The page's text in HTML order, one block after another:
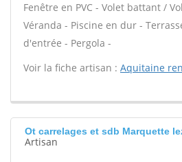
Fenêtre en PVC - Volet battant /
Véranda - Piscine en dur -
d'entrée - Pergola -
Voir la fiche artisan : Aquitaine
Ot carrelages et sdb Marquette
Artisan